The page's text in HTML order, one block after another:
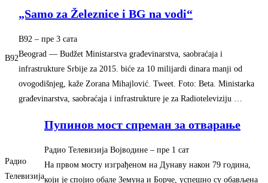
B92
„Samo za Železnice i BG na vodi“
B92 – ‎пре 3 сата‎
Beograd — Budžet Ministarstva građevinarstva, saobraćaja i
infrastrukture Srbije za 2015. biće za 10 milijardi dinara manji od
ovogodišnjeg, kaže Zorana Mihajlović. Tweet. Foto: Beta. Ministarka
građevinarstva, saobraćaja i infrastrukture je za Radioteleviziju …
Радио
Телевизија
Пупинов мост спреман за отварање
Радио Телевизија Војводине – ‎пре 1 сат‎
На првом мосту изграђеном на Дунаву након 79 година,
који је спојио обале Земуна и Борче, успешно су обављена